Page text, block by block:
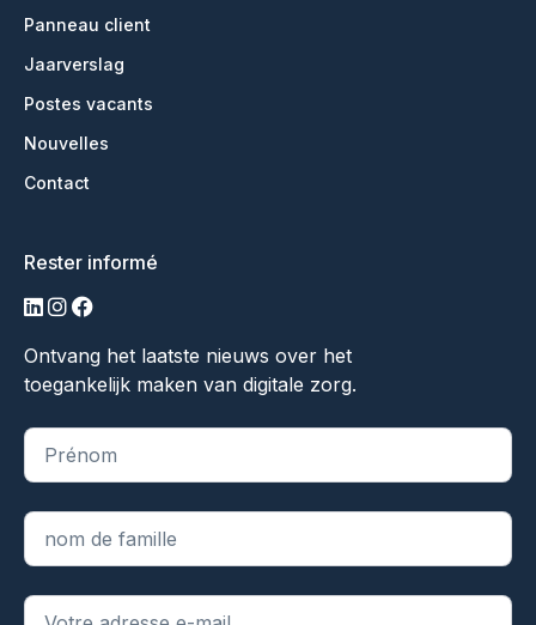
Panneau client
Jaarverslag
Postes vacants
Nouvelles
Contact
Rester informé
LinkedIn
Instagram
Facebook
Ontvang het laatste nieuws over het
toegankelijk maken van digitale zorg.
"*" indique les champs obligatoires